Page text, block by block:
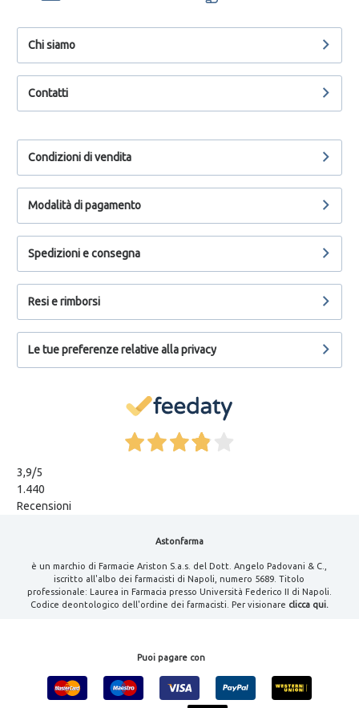
Chi siamo
Contatti
Condizioni di vendita
Modalità di pagamento
Spedizioni e consegna
Resi e rimborsi
Le tue preferenze relative alla privacy
3,9/5
1.440
Recensioni
Astonfarma
è un marchio di Farmacie Ariston S.a.s. del Dott. Angelo Padovani & C.,
iscritto all'albo dei farmacisti di Napoli, numero 5689. Titolo
professionale: Laurea in Farmacia presso Università Federico II di Napoli.
Codice deontologico dell'ordine dei farmacisti. Per visionare clicca qui.
Puoi pagare con